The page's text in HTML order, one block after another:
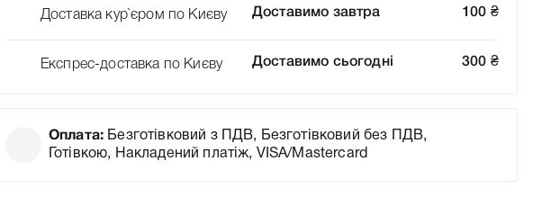
Доставка кур`єром по Києву Доставимо завтра 100 ₴
Експрес-доставка по Києву Доставимо сьогодні 300 ₴
Оплата: Безготівковий з ПДВ, Безготівковий без ПДВ,
Готівкою, Накладений платіж, VISA/Mastercard